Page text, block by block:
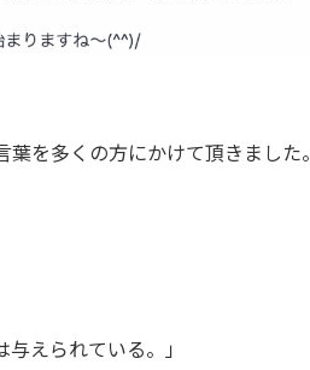
を多くの方にかけて頂きました。
えられている。」